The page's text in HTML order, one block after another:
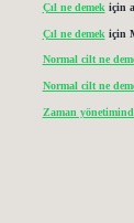
Çıl ne demek için
Çıl ne demek için
Normal cilt ne
Normal cilt ne
Zaman